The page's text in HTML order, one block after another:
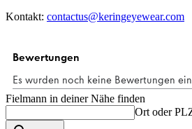
Kontakt: contactus@keringeyewear.com
Fielmann in deiner Nähe finden
Ort oder